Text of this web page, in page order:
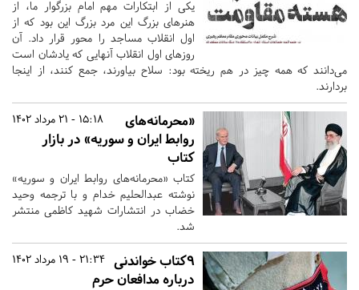
یکی از ابتکارات مهم امام بزرگوار ما، از
هنرهای بزرگ این مرد بزرگ این بود که از
اول انقلاب مساجد را محور قرار داد. آن
روزهای اول انقلاب آنهایی که یادشان است
می‌دانند که همه چیز در هم ریخته بود: سلاح بیاورند، جمع کنند، از اینجا
بردارند.
15:18 - 21 مرداد 1402
«محرمانه‌های
روابط ایران و سوریه» در بازار
کتاب
کتاب «محرمانه‌های روابط ایران و سوریه»
نوشته عبدالحلیم خدام و با ترجمه وحید
خضاب در انتشارات شهید کاظمی منتشر
شد.
21:34 - 19 مرداد 1402 ۹کتاب خواندنی
درباره مدافعان حرم